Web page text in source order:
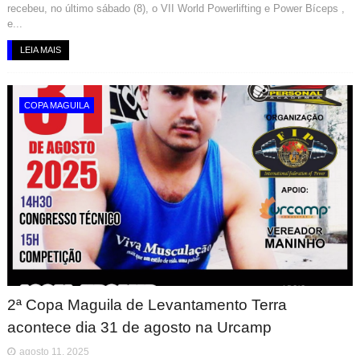
recebeu, no último sábado (8), o VII World Powerlifting e Power Bíceps ,
e...
LEIA MAIS
COPA MAGUILA
2ª Copa Maguila de Levantamento Terra
acontece dia 31 de agosto na Urcamp
agosto 11, 2025